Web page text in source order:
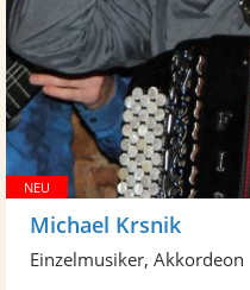
Michael Krsnik
Einzelmusiker, Akkordeon